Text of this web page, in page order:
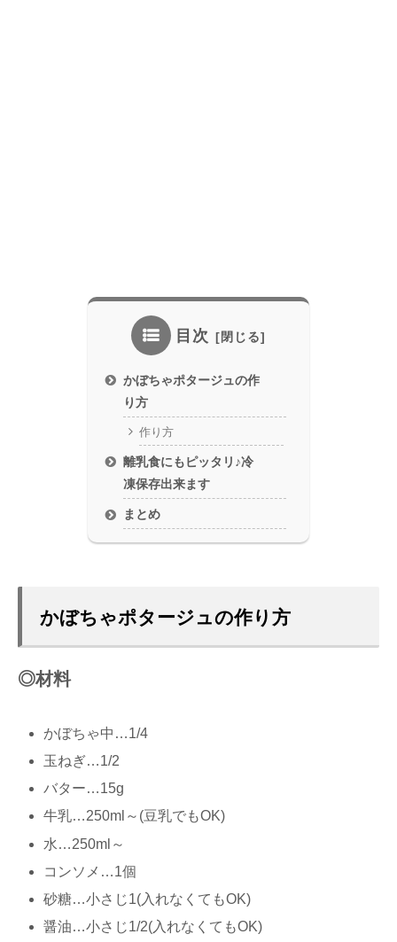
目次
かぼちゃポタージュの作
り方
作り方
離乳食にもピッタリ♪冷
凍保存出来ます
まとめ
かぼちゃポタージュの作り方
◎材料
かぼちゃ中…1/4
玉ねぎ…1/2
バター…15g
牛乳…250ml～(豆乳でもOK)
水…250ml～
コンソメ…1個
砂糖…小さじ1(入れなくてもOK)
醤油…小さじ1/2(入れなくてもOK)